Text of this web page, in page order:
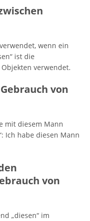
wenn ein
ist die
verwendet.
von
mit diesem Mann
Ich habe diesen Mann
von
„diesen“ im